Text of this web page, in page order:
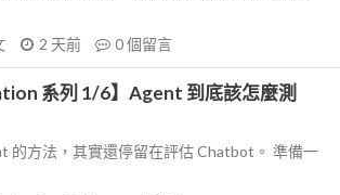
2 天前 0個留言
系列 1/6】Agent 到底該怎麼測
的方法，其實還停留在評估 Chatbot。 準備一